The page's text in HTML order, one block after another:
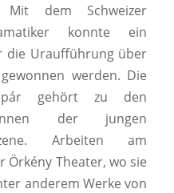
Mit dem Schweizer
konnte ein
die Uraufführung über
werden. Die
gehört zu den
der jungen
Arbeiten am
Theater, wo sie
anderem Werke von